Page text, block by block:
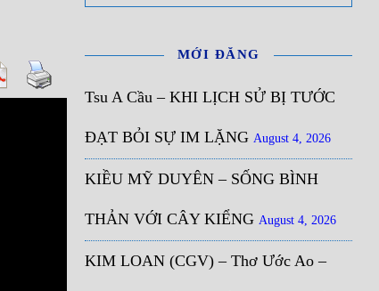
MỚI ĐĂNG
Tsu A Cầu – KHI LỊCH SỬ BỊ TƯỚC
ĐẠT BỎI SỰ IM LẶNG August 4, 2026
KIỀU MỸ DUYÊN – SỐNG BÌNH
THẢN VỚI CÂY KIỂNG August 4, 2026
KIM LOAN (CGV) – Thơ Ước Ao –